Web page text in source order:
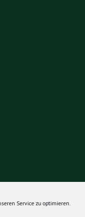
Service zu optimieren.